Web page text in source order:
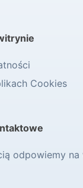
Cookies
odpowiemy